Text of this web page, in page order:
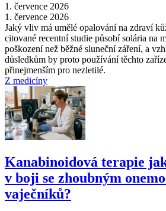
1. července 2026
1. července 2026
Jaký vliv má umělé opalování na zdraví
citované recentní studie působí solária na
poškození než běžné sluneční záření, a
důsledkům by proto používání těchto
přinejmenším pro nezletilé.
Z medicíny
Kanabinoidová terapie
v boji se zhoubným
vaječníků?